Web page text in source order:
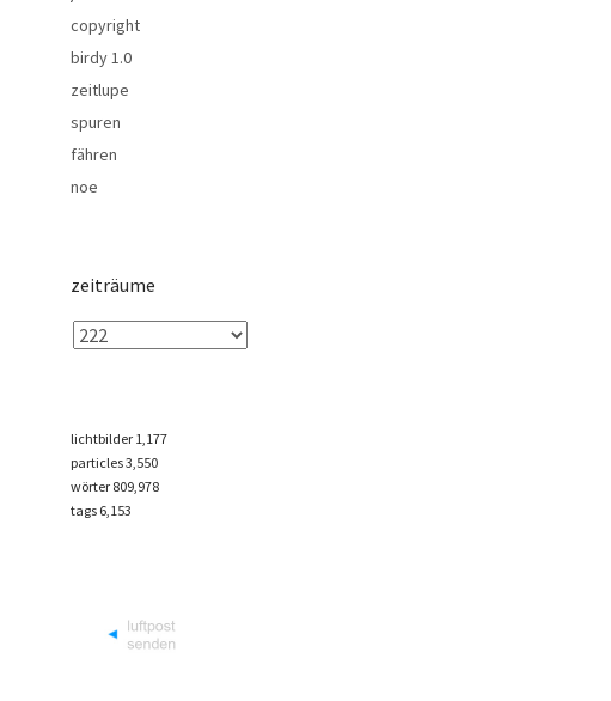
copyright
birdy 1.0
zeitlupe
spuren
fähren
noe
zeiträume
lichtbilder 1,177
particles3,550
wörter 809,978
tags 6,153